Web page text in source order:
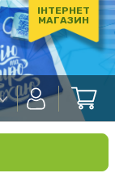
ІНТЕРНЕТ
МАГАЗИН